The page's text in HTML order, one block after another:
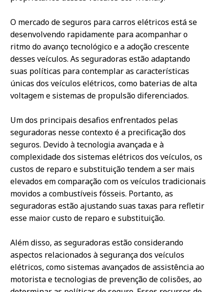
O mercado de seguros para carros elétricos está se
desenvolvendo rapidamente para acompanhar o
ritmo do avanço tecnológico e a adoção crescente
desses veículos. As seguradoras estão adaptando
suas políticas para contemplar as características
únicas dos veículos elétricos, como baterias de alta
voltagem e sistemas de propulsão diferenciados.
Um dos principais desafios enfrentados pelas
seguradoras nesse contexto é a precificação dos
seguros. Devido à tecnologia avançada e à
complexidade dos sistemas elétricos dos veículos, os
custos de reparo e substituição tendem a ser mais
elevados em comparação com os veículos tradicionais
movidos a combustíveis fósseis. Portanto, as
seguradoras estão ajustando suas taxas para refletir
esse maior custo de reparo e substituição.
Além disso, as seguradoras estão considerando
aspectos relacionados à segurança dos veículos
elétricos, como sistemas avançados de assistência ao
motorista e tecnologias de prevenção de colisões, ao